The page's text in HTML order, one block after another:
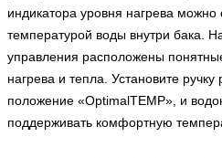
индикатора уровня нагрева можно
температурой воды внутри бака.
управления расположены
нагрева и тепла. Установите
положение «OptimalTEMP», и
поддерживать комфортную